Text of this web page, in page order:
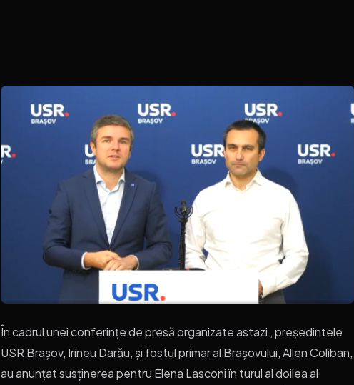
În cadrul unei conferințe de presă organizate astazi , președintele
USR Brașov, Irineu Darău, și fostul primar al Brașovului, Allen Coliban,
au anunțat susținerea pentru Elena Lasconi în turul al doilea al